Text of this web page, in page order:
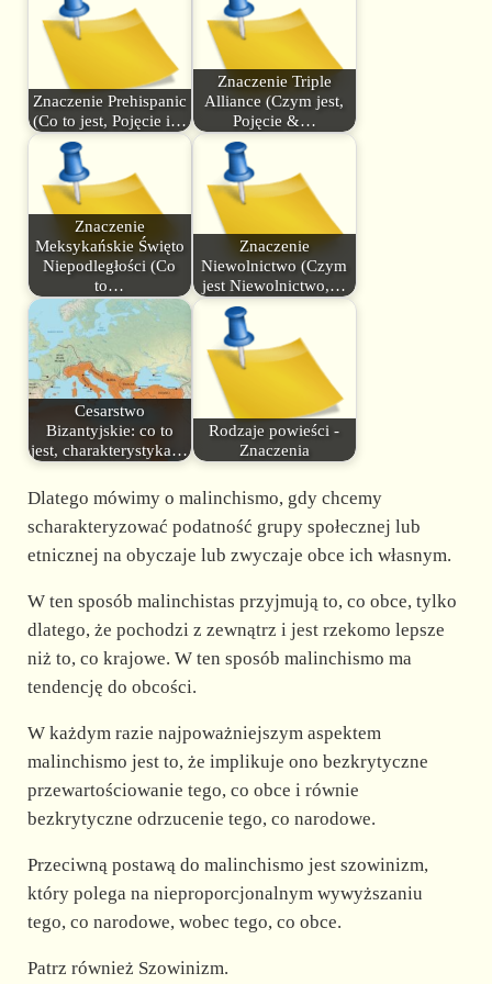
Znaczenie Prehispanic
(Co to jest, Pojęcie i…
Znaczenie Triple
Alliance (Czym jest,
Pojęcie &…
Znaczenie
Meksykańskie Święto
Niepodległości (Co
to…
Znaczenie
Niewolnictwo (Czym
jest Niewolnictwo,…
Cesarstwo
Bizantyjskie: co to
jest, charakterystyka…
Rodzaje powieści -
Znaczenia
Dlatego mówimy o malinchismo, gdy chcemy
scharakteryzować podatność grupy społecznej lub
etnicznej na obyczaje lub zwyczaje obce ich własnym.
W ten sposób malinchistas przyjmują to, co obce, tylko
dlatego, że pochodzi z zewnątrz i jest rzekomo lepsze
niż to, co krajowe. W ten sposób malinchismo ma
tendencję do obcości.
W każdym razie najpoważniejszym aspektem
malinchismo jest to, że implikuje ono bezkrytyczne
przewartościowanie tego, co obce i równie
bezkrytyczne odrzucenie tego, co narodowe.
Przeciwną postawą do malinchismo jest szowinizm,
który polega na nieproporcjonalnym wywyższaniu
tego, co narodowe, wobec tego, co obce.
Patrz również Szowinizm.